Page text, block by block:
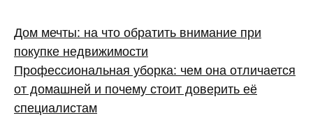
Дом мечты: на что обратить внимание при
покупке недвижимости
Профессиональная уборка: чем она отличается
от домашней и почему стоит доверить её
специалистам